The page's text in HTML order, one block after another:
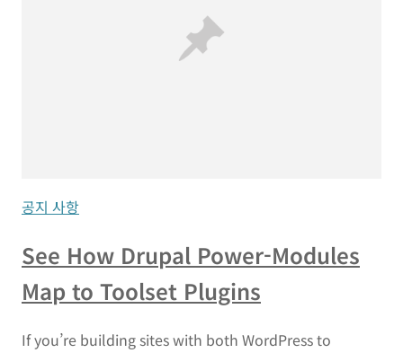
공지 사항
See How Drupal Power-Modules
Map to Toolset Plugins
If you’re building sites with both WordPress to